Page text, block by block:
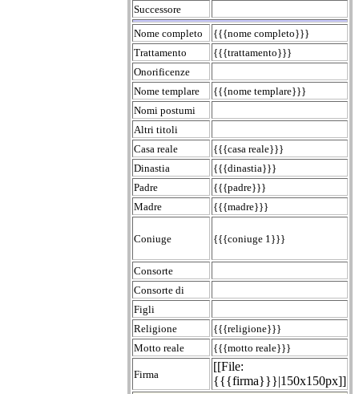
Successore
Nome completo
{{{nome completo}}}
Trattamento
{{{trattamento}}}
Onorificenze
Nome templare
{{{nome templare}}}
Nomi postumi
Altri titoli
Casa reale
{{{casa reale}}}
Dinastia
{{{dinastia}}}
Padre
{{{padre}}}
Madre
{{{madre}}}
Coniuge {{{coniuge 1}}}
Consorte
Consorte di
Figli
Religione
{{{religione}}}
Motto reale
{{{motto reale}}}
Firma
[[File:
{{{firma}}}|150x150px]]